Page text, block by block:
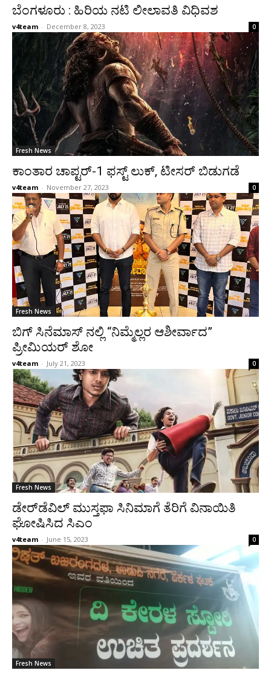
ಬೆಂಗಳೂರು : ಹಿರಿಯ ನಟಿ ಲೀಲಾವತಿ ವಿಧಿವಶ
v4team - December 8, 2023 0
Fresh News
ಕಾಂತಾರ ಚಾಪ್ಟರ್-1 ಫಸ್ಟ್ ಲುಕ್, ಟೀಸರ್ ಬಿಡುಗಡೆ
v4team - November 27, 2023 0
Fresh News
ಬಿಗ್ ಸಿನೆಮಾಸ್ ನಲ್ಲಿ “ನಿಮ್ಮೆಲ್ಲರ ಆಶೀರ್ವಾದ”
ಪ್ರೀಮಿಯರ್ ಶೋ
v4team - July 21, 2023 0
Fresh News
ಡೇರ್​​ಡೆವಿಲ್​ ಮುಸ್ತಫಾ ಸಿನಿಮಾಗೆ ತೆರಿಗೆ ವಿನಾಯಿತಿ
ಘೋಷಿಸಿದ ಸಿಎಂ
v4team - June 15, 2023 0
Fresh News